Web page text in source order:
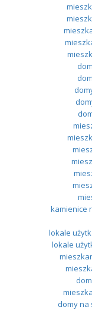
kamienice
lokale
lokale
domy na